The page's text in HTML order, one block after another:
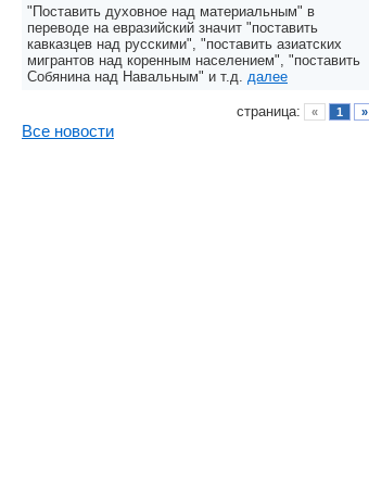
"Поставить духовное над материальным" в
переводе на евразийский значит "поставить
кавказцев над русскими", "поставить азиатских
мигрантов над коренным населением", "поставить
Собянина над Навальным" и т.д. далее
страница: « 1 »
Все новости